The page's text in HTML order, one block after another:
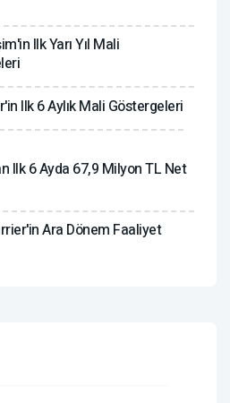
Ilk Yarı Yıl Mali
Ilk 6 Aylık Mali Göstergeleri
Ilk 6 Ayda 67,9 Milyon TL Net
Ara Dönem Faaliyet